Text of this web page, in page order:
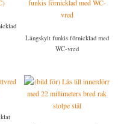
Långskylt funkis förnicklad med
WC-vred